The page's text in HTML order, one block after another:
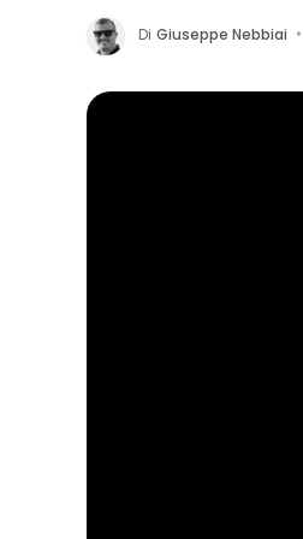
Di Giuseppe Nebbiai